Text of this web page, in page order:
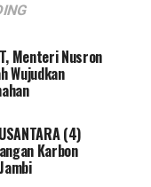
Menteri Nusron
Wujudkan
(4)
Karbon